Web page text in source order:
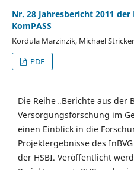
Nr. 28 Jahresbericht 2011
KomPASS
Kordula Marzinzik, Michael
PDF
Die Reihe „Berichte aus der
Versorgungsforschung im
einen Einblick in die
Projektergebnisse des
der HSBI. Veröffentlicht